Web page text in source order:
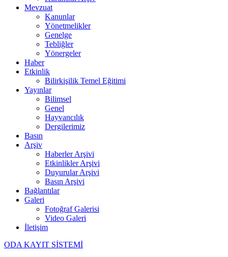
Mevzuat
Kanunlar
Yönetmelikler
Genelge
Tebliğler
Yönergeler
Haber
Etkinlik
Bilirkişilik Temel Eğitimi
Yayınlar
Bilimsel
Genel
Hayvancılık
Dergilerimiz
Basın
Arşiv
Haberler Arşivi
Etkinlikler Arşivi
Duyurular Arşivi
Basın Arşivi
Bağlantılar
Galeri
Fotoğraf Galerisi
Video Galeri
İletişim
ODA KAYIT SİSTEMİ